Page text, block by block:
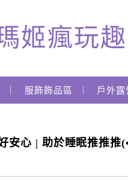
姬瘋玩趣
服飾飾品區 戶外露
安心 | 助於睡眠推推推